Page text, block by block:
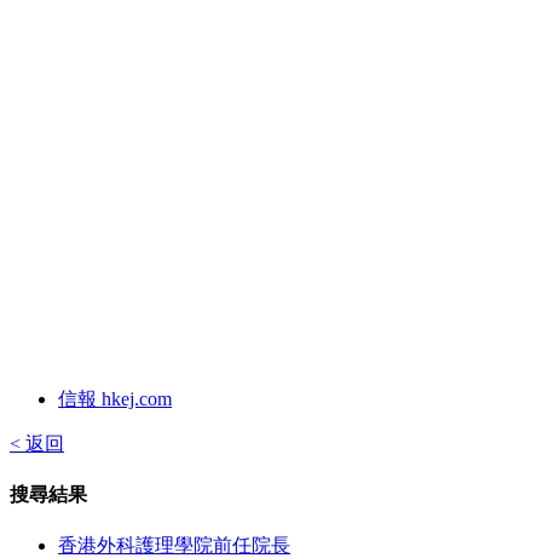
信報 hkej.com
< 返回
搜尋結果
香港外科護理學院前任院長